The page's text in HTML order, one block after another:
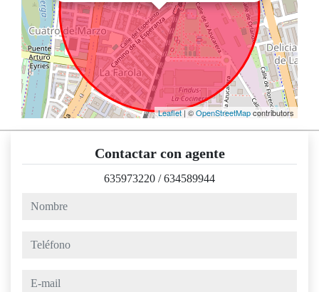
Leaflet| ©OpenStreetMapcontributors
Contactar con agente
635973220 /634589944
nombre
teléfono
e-mail